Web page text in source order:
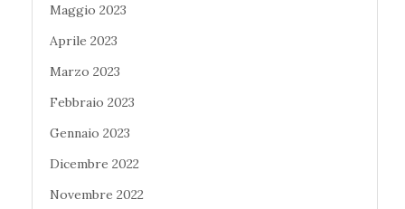
Maggio 2023
Aprile 2023
Marzo 2023
Febbraio 2023
Gennaio 2023
Dicembre 2022
Novembre 2022